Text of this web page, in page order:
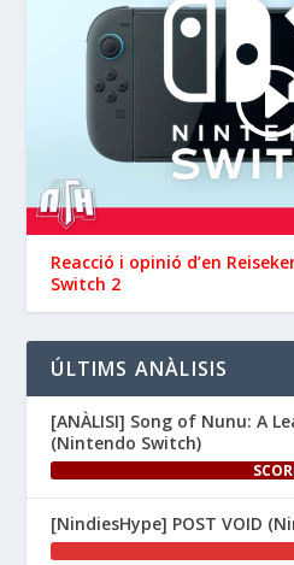
3
Nintenhype.Cat
1m
📅 Devil May Cry V,
Wanderstop, Citizen
i molt més, aquesta
la
#NintendoSwitch2
#NintendoSwitch.
👉
Reacció i opinió d’en
Switch 2
ÚLTIMS ANÀLISIS
[ANÀLISI] Song of Nunu: A
(Nintendo Switch)
[NindiesHype] POST VOID